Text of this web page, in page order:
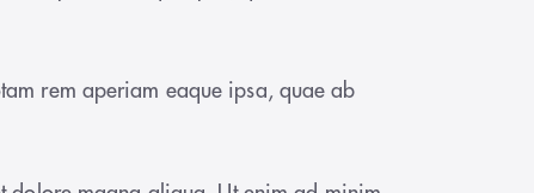
rem aperiam eaque ipsa, quae ab